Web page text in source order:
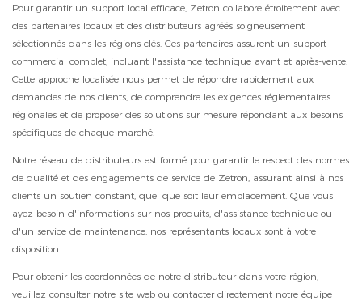
Pour garantir un support local efficace, Zetron collabore étroitement avec
des partenaires locaux et des distributeurs agréés soigneusement
sélectionnés dans les régions clés. Ces partenaires assurent un support
commercial complet, incluant l'assistance technique avant et après-vente.
Cette approche localisée nous permet de répondre rapidement aux
demandes de nos clients, de comprendre les exigences réglementaires
régionales et de proposer des solutions sur mesure répondant aux besoins
spécifiques de chaque marché.
Notre réseau de distributeurs est formé pour garantir le respect des normes
de qualité et des engagements de service de Zetron, assurant ainsi à nos
clients un soutien constant, quel que soit leur emplacement. Que vous
ayez besoin d'informations sur nos produits, d'assistance technique ou
d'un service de maintenance, nos représentants locaux sont à votre
disposition.
Pour obtenir les coordonnées de notre distributeur dans votre région,
veuillez consulter notre site web ou contacter directement notre équipe